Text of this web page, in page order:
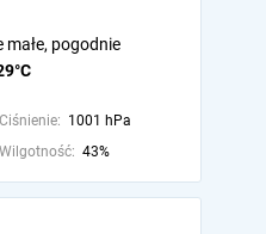
pogodnie
Ciśnienie: 1001 hPa
Wilgotność: 43%